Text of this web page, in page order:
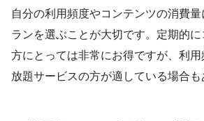
自分の利用頻度やコンテンツの消費
ランを選ぶことが大切です。定期的
方にとっては非常にお得ですが、利
放題サービスの方が適している場合も